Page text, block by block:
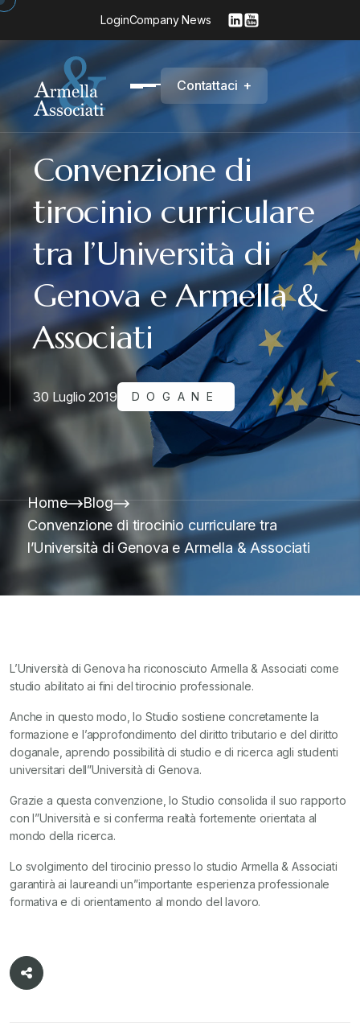
LoginCompany News
Contattaci +
Convenzione di
tirocinio curriculare
tra l’Università di
Genova e Armella &
Associati
30 Luglio 2019 DOGANE
Home
Blog
Convenzione di tirocinio curriculare tra
l’Università di Genova e Armella & Associati
L’Università di Genova ha riconosciuto Armella & Associati come
studio abilitato ai fini del tirocinio professionale.
Anche in questo modo, lo Studio sostiene concretamente la
formazione e l’approfondimento del diritto tributario e del diritto
doganale, aprendo possibilità di studio e di ricerca agli studenti
universitari dell”Università di Genova.
Grazie a questa convenzione, lo Studio consolida il suo rapporto
con l”Università e si conferma realtà fortemente orientata al
mondo della ricerca.
Lo svolgimento del tirocinio presso lo studio Armella & Associati
garantirà ai laureandi un”importante esperienza professionale
formativa e di orientamento al mondo del lavoro.